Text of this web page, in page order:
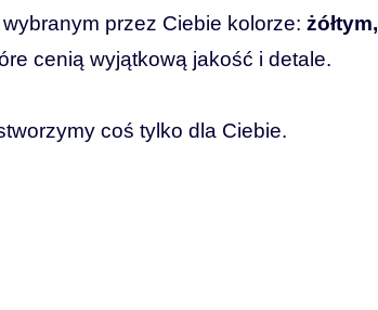
wybranym przez Ciebie kolorze: żółtym,
cenią wyjątkową jakość i detale.
coś tylko dla Ciebie.